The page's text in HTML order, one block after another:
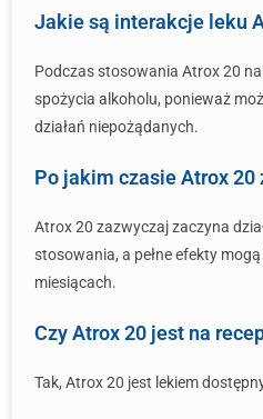
Jakie są interakcje leku
Podczas stosowania Atrox 20
spożycia alkoholu, ponieważ
działań niepożądanych.
Po jakim czasie Atrox 20
Atrox 20 zazwyczaj zaczyna
stosowania, a pełne efekty
miesiącach.
Czy Atrox 20 jest na
Tak, Atrox 20 jest lekiem